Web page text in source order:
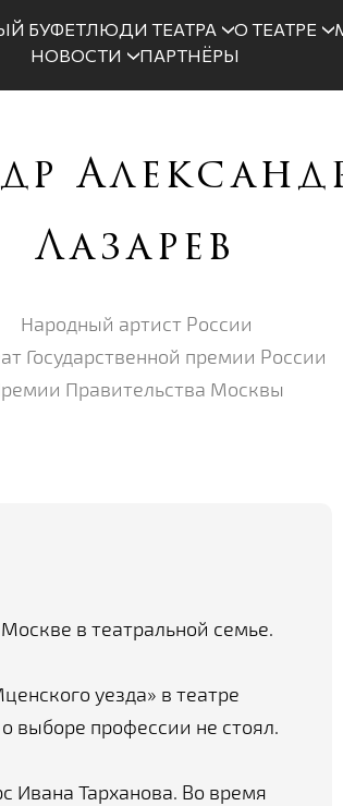
БУФЕТЛЮДИ ТЕАТРА О ТЕАТРЕ
НОВОСТИ
ПАРТНЁРЫ
Лазарев
Народный артист России
Государственной премии России
Правительства Москвы
в театральной семье.
уезда» в театре
выборе профессии не стоял.
Ивана Тарханова. Во время